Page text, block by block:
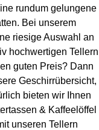
rundum gelungene
Bei unserem
riesige Auswahl an
hochwertigen Tellern
guten Preis? Dann
Geschirrübersicht,
bieten wir Ihnen
& Kaffeelöffel
unseren Tellern